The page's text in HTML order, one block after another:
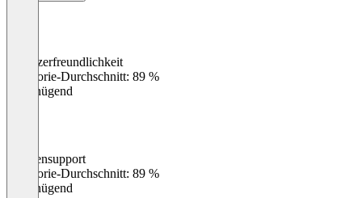
Benutzerfreundlichkeit
Kategorie-Durchschnitt: 89 %
Ungenügend
Kundensupport
Kategorie-Durchschnitt: 89 %
Ungenügend